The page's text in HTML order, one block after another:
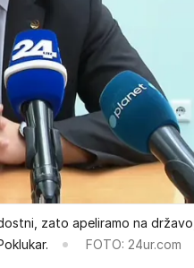
zato apeliramo na
FOTO: 24ur.com